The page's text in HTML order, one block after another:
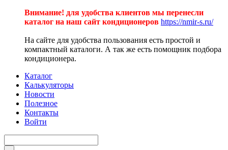
Внимание! для удобства клиентов мы перенесли
каталог на наш сайт кондиционеров https://nmir-s.ru/
На сайте для удобства пользования есть простой и
компактный каталоги. А так же есть помощник подбора
кондиционера.
Каталог
Калькуляторы
Новости
Полезное
Контакты
Войти